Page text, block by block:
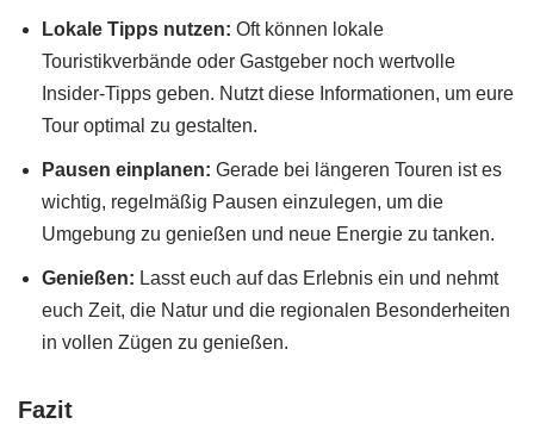
Lokale Tipps nutzen: Oft können lokale
Touristikverbände oder Gastgeber noch wertvolle
Insider-Tipps geben. Nutzt diese Informationen, um eure
Tour optimal zu gestalten.
Pausen einplanen: Gerade bei längeren Touren ist es
wichtig, regelmäßig Pausen einzulegen, um die
Umgebung zu genießen und neue Energie zu tanken.
Genießen: Lasst euch auf das Erlebnis ein und nehmt
euch Zeit, die Natur und die regionalen Besonderheiten
in vollen Zügen zu genießen.
Fazit